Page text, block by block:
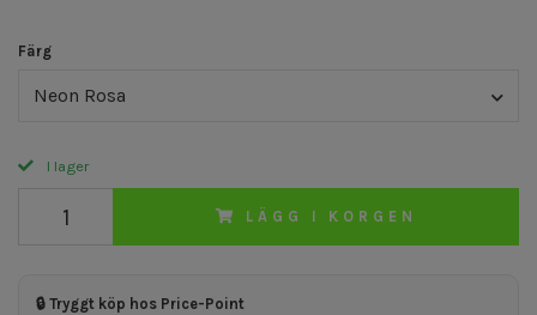
Färg
Neon Rosa
I lager
LÄGG I KORGEN
🔒 Tryggt köp hos Price-Point